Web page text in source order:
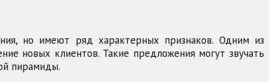
но имеют ряд характерных признаков. Одним из
новых клиентов. Такие предложения могут звучать
пирамиды.